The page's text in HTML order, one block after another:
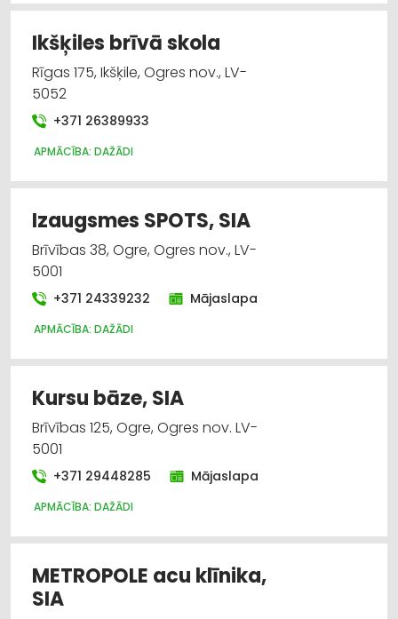
Ikšķiles brīvā skola
Rīgas 175, Ikšķile, Ogres nov., LV-
5052
+371 26389933
APMĀCĪBA: DAŽĀDI
Izaugsmes SPOTS, SIA
Brīvības 38, Ogre, Ogres nov., LV-
5001
+371 24339232 Mājaslapa
APMĀCĪBA: DAŽĀDI
Kursu bāze, SIA
Brīvības 125, Ogre, Ogres nov. LV-
5001
+371 29448285 Mājaslapa
APMĀCĪBA: DAŽĀDI
METROPOLE acu klīnika,
SIA